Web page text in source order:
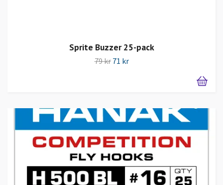
Sprite Buzzer 25-pack
79 kr 71 kr